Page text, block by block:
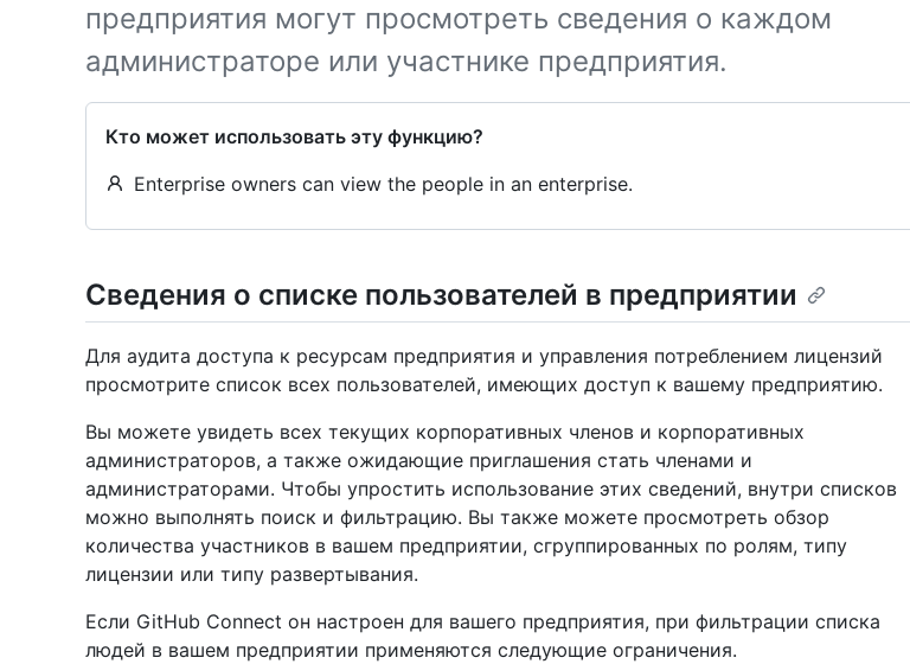
предприятия могут просмотреть сведения о каждом
администраторе или участнике предприятия.
Кто может использовать эту функцию?
Enterprise owners can view the people in an enterprise.
Сведения о списке пользователей в предприятии
Для аудита доступа к ресурсам предприятия и управления потреблением лицензий
просмотрите список всех пользователей, имеющих доступ к вашему предприятию.
Вы можете увидеть всех текущих корпоративных членов и корпоративных
администраторов, а также ожидающие приглашения стать членами и
администраторами. Чтобы упростить использование этих сведений, внутри списков
можно выполнять поиск и фильтрацию. Вы также можете просмотреть обзор
количества участников в вашем предприятии, сгруппированных по ролям, типу
лицензии или типу развертывания.
Если GitHub Connect он настроен для вашего предприятия, при фильтрации списка
людей в вашем предприятии применяются следующие ограничения.